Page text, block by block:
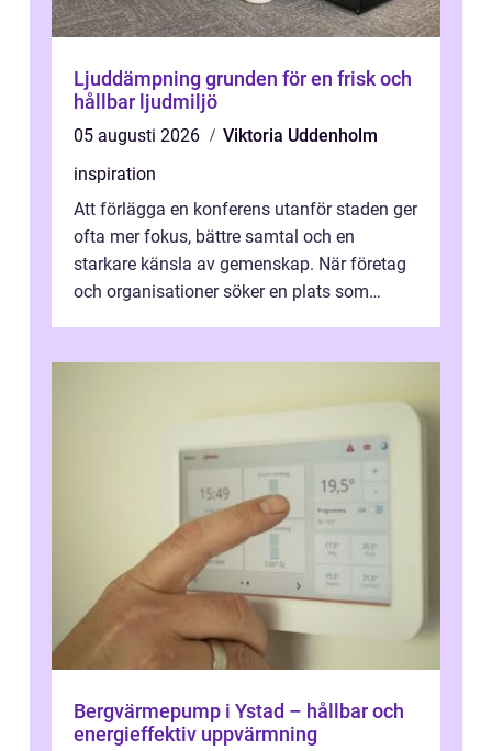
Ljuddämpning grunden för en frisk och
hållbar ljudmiljö
05 augusti 2026
Viktoria Uddenholm
inspiration
Att förlägga en konferens utanför staden ger
ofta mer fokus, bättre samtal och en
starkare känsla av gemenskap. När företag
och organisationer söker en plats som
Bergvärmepump i Ystad – hållbar och
energieffektiv uppvärmning